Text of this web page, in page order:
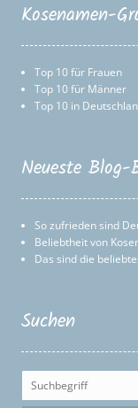
Kosenamen-
Top 10 für Frauen
Top 10 für Männer
Top 10 in
Neueste Blog-
So zufrieden sind
Beliebtheit von
Das sind die
Suchen